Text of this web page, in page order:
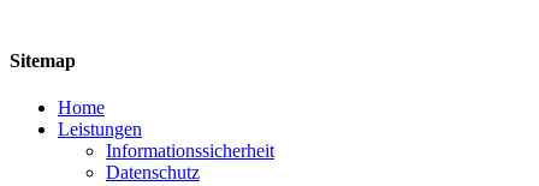
Sitemap
Home
Leistungen
Informationssicherheit
Datenschutz